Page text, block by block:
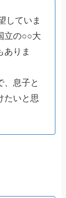
していま
立の○○大
ありま
、息子と
たいと思